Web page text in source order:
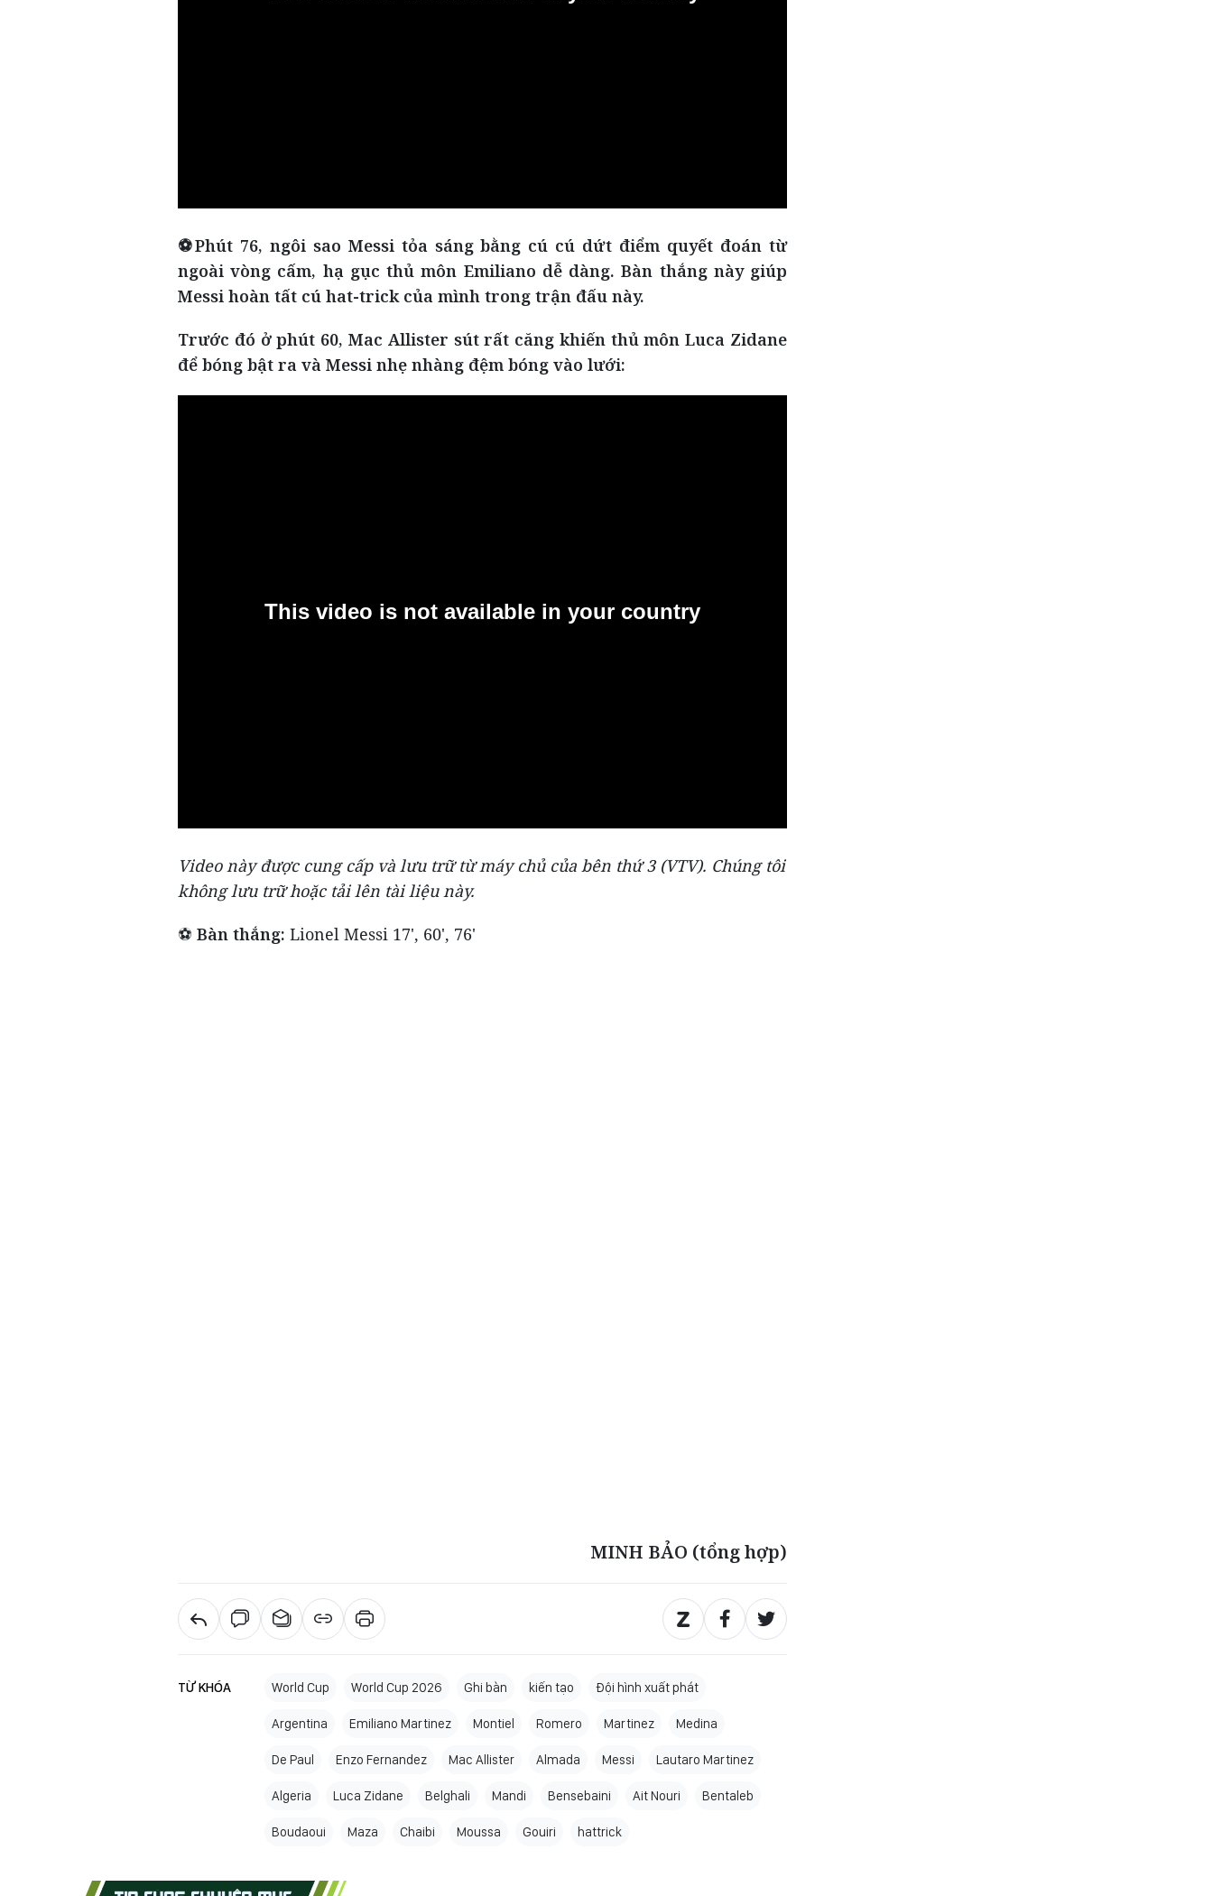
⚽Phút 76, ngôi sao Messi tỏa sáng bằng cú cú dứt điểm quyết đoán từ
ngoài vòng cấm, hạ gục thủ môn Emiliano dễ dàng. Bàn thắng này giúp
Messi hoàn tất cú hat-trick của mình trong trận đấu này.
Trước đó ở phút 60, Mac Allister sút rất căng khiến thủ môn Luca Zidane
để bóng bật ra và Messi nhẹ nhàng đệm bóng vào lưới:
Video này được cung cấp và lưu trữ từ máy chủ của bên thứ 3 (VTV). Chúng tôi
không lưu trữ hoặc tải lên tài liệu này.
⚽ Bàn thắng: Lionel Messi 17', 60', 76'
MINH BẢO (tổng hợp)
TỪ KHÓA World Cup World Cup 2026 Ghi bàn kiến tạo Đội hình xuất phát
Argentina Emiliano Martinez Montiel Romero Martinez Medina
De Paul Enzo Fernandez Mac Allister Almada Messi Lautaro Martinez
Algeria Luca Zidane Belghali Mandi Bensebaini Ait Nouri Bentaleb
Boudaoui Maza Chaibi Moussa Gouiri hattrick